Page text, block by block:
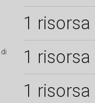
1 risorsa
di 1 risorsa
1 risorsa